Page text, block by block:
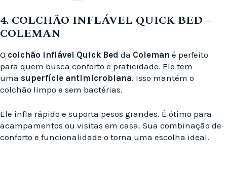
4. COLCHÃO INFLÁVEL QUICK BED –
COLEMAN
O colchão inflável Quick Bed da Coleman é perfeito
para quem busca conforto e praticidade. Ele tem
uma superfície antimicrobiana. Isso mantém o
colchão limpo e sem bactérias.
Ele infla rápido e suporta pesos grandes. É ótimo para
acampamentos ou visitas em casa. Sua combinação de
conforto e funcionalidade o torna uma escolha ideal.